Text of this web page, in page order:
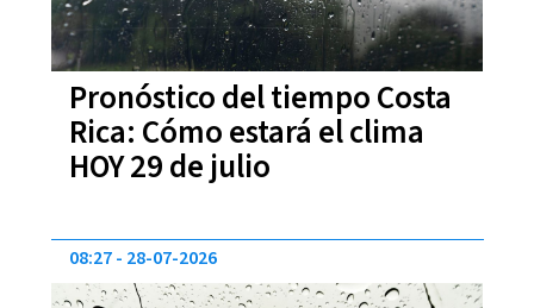
Pronóstico del tiempo Costa
Rica: Cómo estará el clima
HOY 29 de julio
08:27 28-07-2026